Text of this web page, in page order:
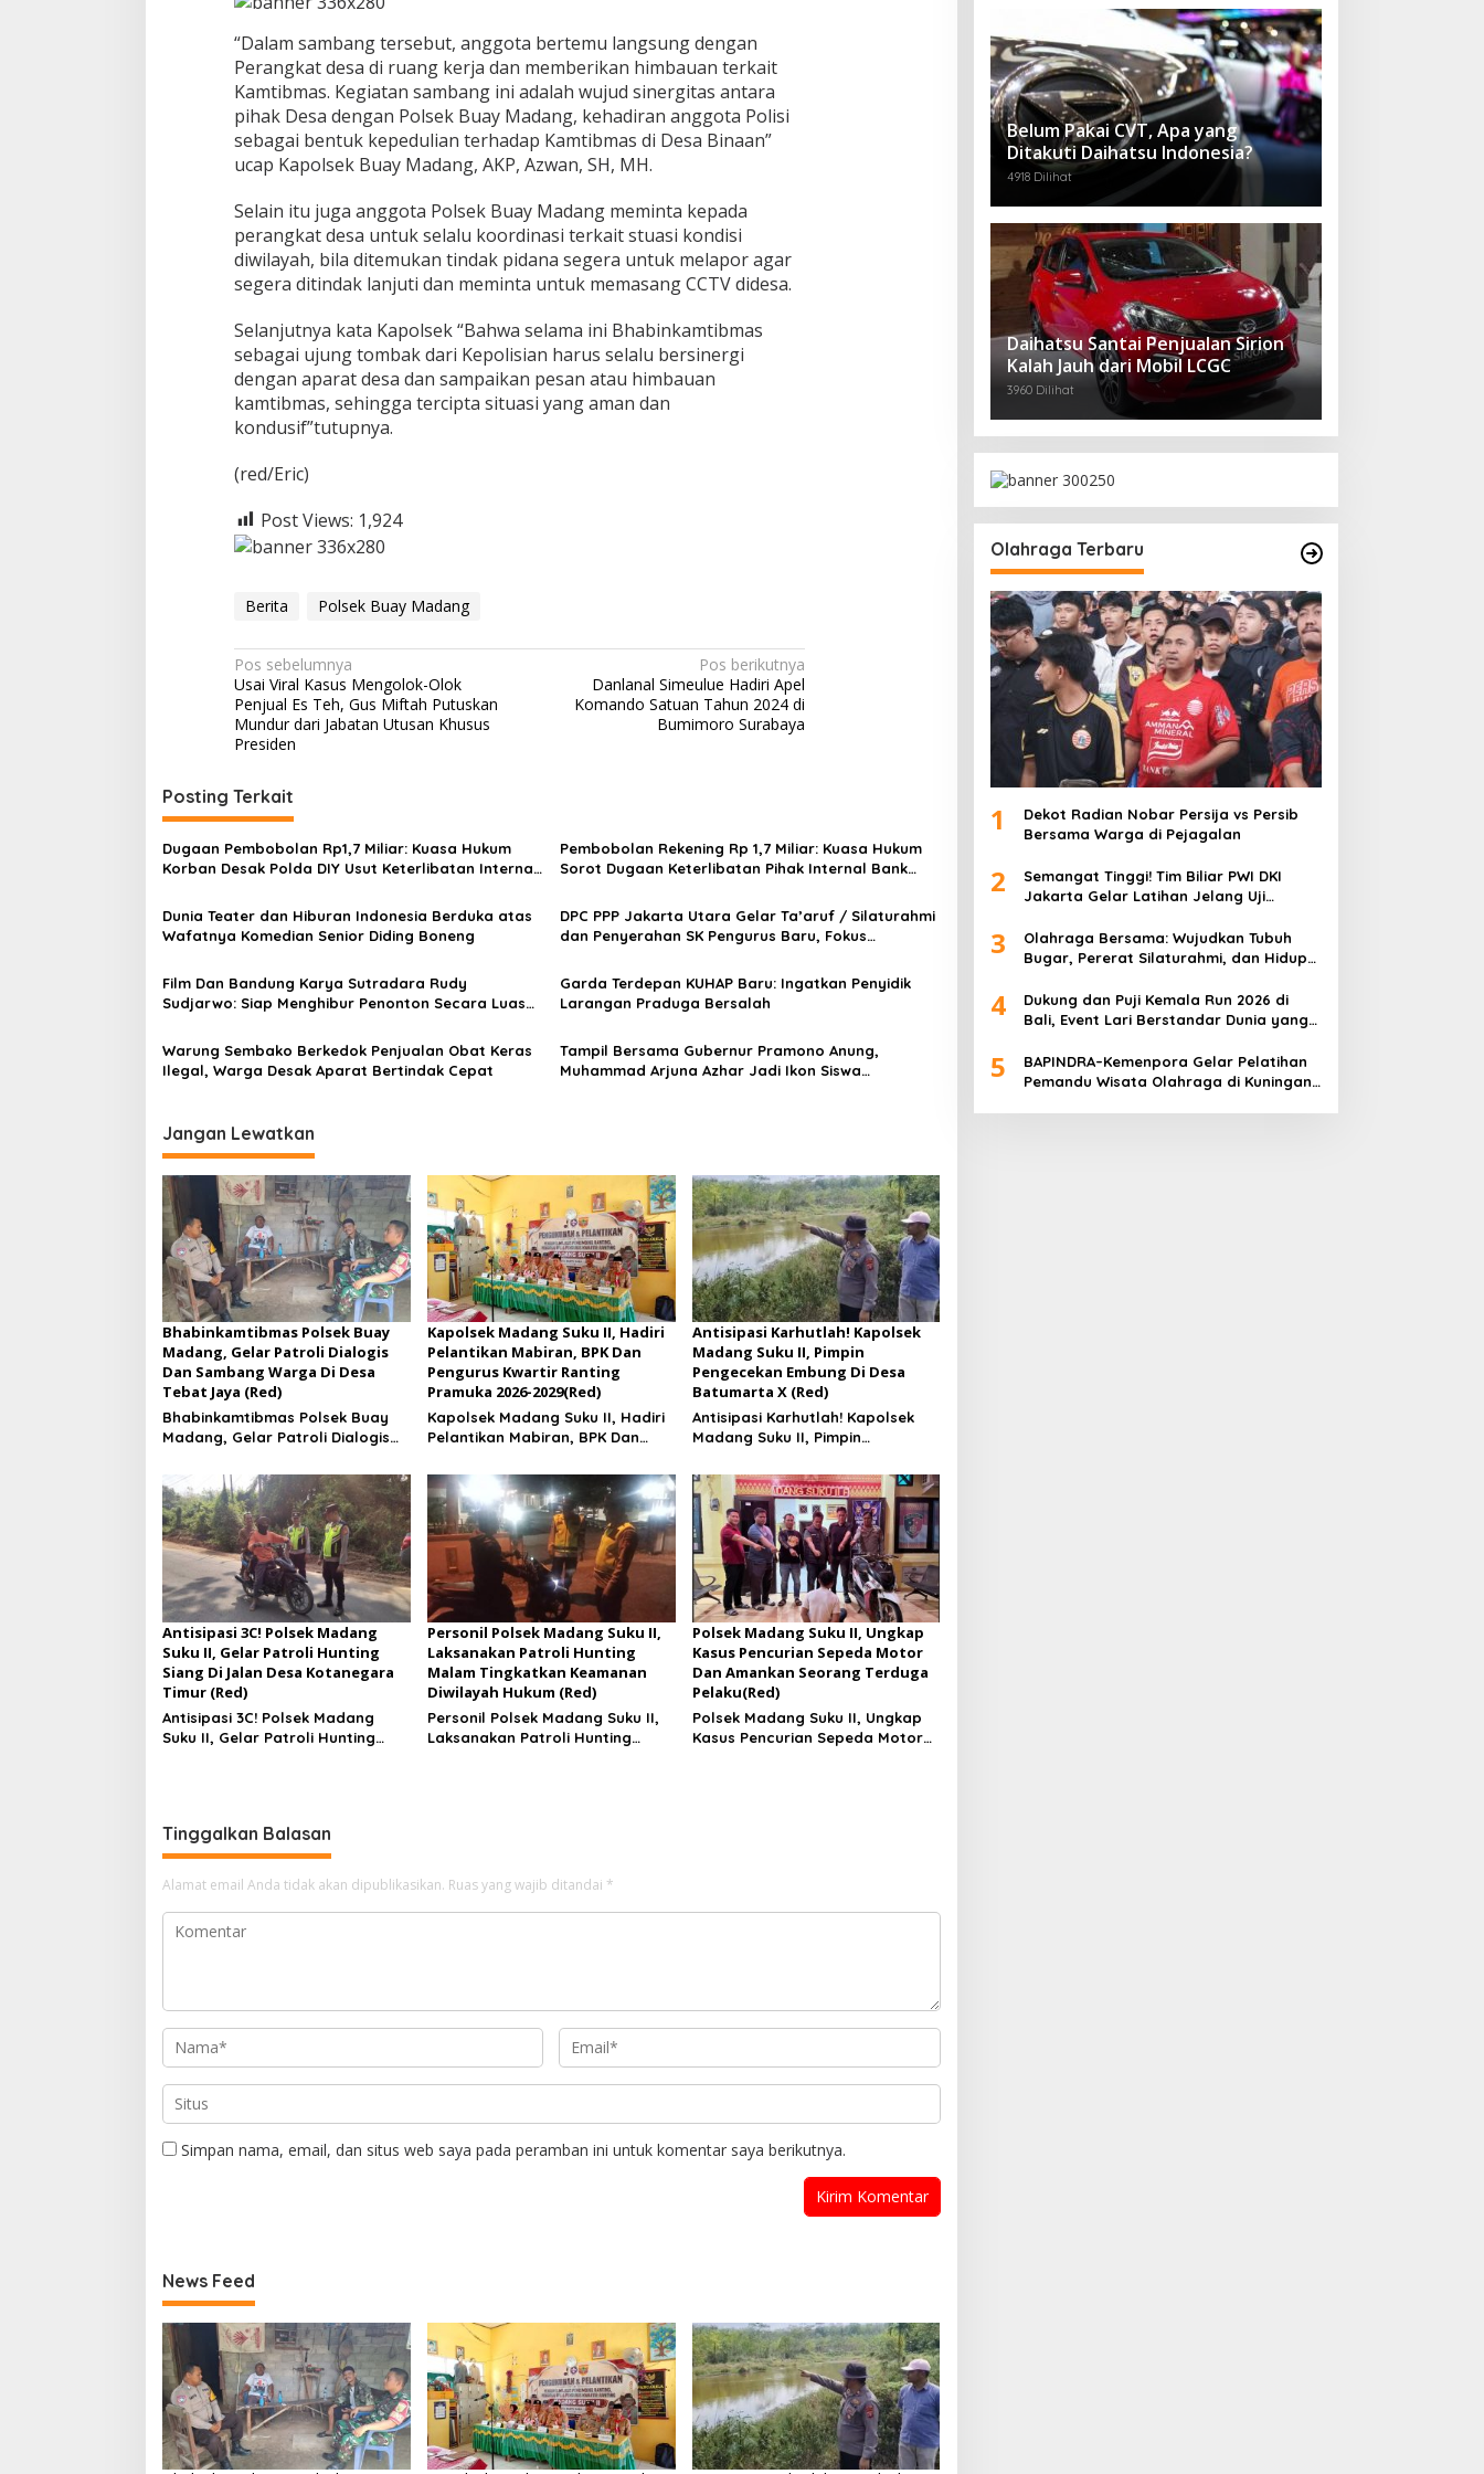
a
d
a
n
g
S
a
m
b
n
g
i
K
a
t
o
r
e
s
M
l
y
o
u
g
“Dalam sambang tersebut, anggota bertemu langsung dengan
Perangkat desa di ruang kerja dan memberikan himbauan terkait
Kamtibmas. Kegiatan sambang ini adalah wujud sinergitas antara
pihak Desa dengan Polsek Buay Madang, kehadiran anggota Polisi
sebagai bentuk kepedulian terhadap Kamtibmas di Desa Binaan”
ucap Kapolsek Buay Madang, AKP, Azwan, SH, MH.
Selain itu juga anggota Polsek Buay Madang meminta kepada
perangkat desa untuk selalu koordinasi terkait stuasi kondisi
diwilayah, bila ditemukan tindak pidana segera untuk melapor agar
segera ditindak lanjuti dan meminta untuk memasang CCTV didesa.
Selanjutnya kata Kapolsek “Bahwa selama ini Bhabinkamtibmas
sebagai ujung tombak dari Kepolisian harus selalu bersinergi
dengan aparat desa dan sampaikan pesan atau himbauan
kamtibmas, sehingga tercipta situasi yang aman dan
kondusif”tutupnya.
(red/Eric)
Post Views: 1,924
Berita Polsek Buay Madang
N
a
v
i
g
a
s
i
p
o
s
Pos sebelumnya
Usai Viral Kasus Mengolok-Olok
Penjual Es Teh, Gus Miftah Putuskan
Mundur dari Jabatan Utusan Khusus
Presiden
Pos berikutnya
Danlanal Simeulue Hadiri Apel
Komando Satuan Tahun 2024 di
Bumimoro Surabaya
Posting Terkait
Dugaan Pembobolan Rp1,7 Miliar: Kuasa Hukum
Korban Desak Polda DIY Usut Keterlibatan Internal
Pembobolan Rekening Rp 1,7 Miliar: Kuasa Hukum
Sorot Dugaan Keterlibatan Pihak Internal Bank
Dunia Teater dan Hiburan Indonesia Berduka atas
Wafatnya Komedian Senior Diding Boneng
DPC PPP Jakarta Utara Gelar Ta’aruf / Silaturahmi
dan Penyerahan SK Pengurus Baru, Fokus
Film Dan Bandung Karya Sutradara Rudy
Sudjarwo: Siap Menghibur Penonton Secara Luas
Garda Terdepan KUHAP Baru: Ingatkan Penyidik
Larangan Praduga Bersalah
Warung Sembako Berkedok Penjualan Obat Keras
Ilegal, Warga Desak Aparat Bertindak Cepat
Tampil Bersama Gubernur Pramono Anung,
Muhammad Arjuna Azhar Jadi Ikon Siswa
Jangan Lewatkan
Bhabinkamtibmas Polsek Buay
Madang, Gelar Patroli Dialogis
Dan Sambang Warga Di Desa
Tebat Jaya (Red)
Bhabinkamtibmas Polsek Buay
Madang, Gelar Patroli Dialogis
Tebat Jaya
Kapolsek Madang Suku II, Hadiri
Pelantikan Mabiran, BPK Dan
Pengurus Kwartir Ranting
Pramuka 2026-2029(Red)
Kapolsek Madang Suku II, Hadiri
Pelantikan Mabiran, BPK Dan
Pramuka 2026-2029
Antisipasi Karhutlah! Kapolsek
Madang Suku II, Pimpin
Pengecekan Embung Di Desa
Batumarta X (Red)
Antisipasi Karhutlah! Kapolsek
Madang Suku II, Pimpin
Batumarta X
Antisipasi 3C! Polsek Madang
Suku II, Gelar Patroli Hunting
Siang Di Jalan Desa Kotanegara
Timur (Red)
Antisipasi 3C! Polsek Madang
Suku II, Gelar Patroli Hunting
Personil Polsek Madang Suku II,
Laksanakan Patroli Hunting
Malam Tingkatkan Keamanan
Diwilayah Hukum (Red)
Personil Polsek Madang Suku II,
Laksanakan Patroli Hunting
Polsek Madang Suku II, Ungkap
Kasus Pencurian Sepeda Motor
Dan Amankan Seorang Terduga
Pelaku(Red)
Polsek Madang Suku II, Ungkap
Kasus Pencurian Sepeda Motor
Tinggalkan Balasan
Alamat email Anda tidak akan dipublikasikan. Ruas yang wajib ditandai *
Simpan nama, email, dan situs web saya pada peramban ini untuk komentar saya berikutnya.
News Feed
Belum Pakai CVT, Apa yang
Ditakuti Daihatsu Indonesia?
4918 Dilihat
Daihatsu Santai Penjualan Sirion
Kalah Jauh dari Mobil LCGC
3960 Dilihat
Olahraga Terbaru
1
Dekot Radian Nobar Persija vs Persib
Bersama Warga di Pejagalan
2
Semangat Tinggi! Tim Biliar PWI DKI
Jakarta Gelar Latihan Jelang Uji
3
Olahraga Bersama: Wujudkan Tubuh
Bugar, Pererat Silaturahmi, dan Hidup
4
Dukung dan Puji Kemala Run 2026 di
Bali, Event Lari Berstandar Dunia yang
5
BAPINDRA–Kemenpora Gelar Pelatihan
Pemandu Wisata Olahraga di Kuningan